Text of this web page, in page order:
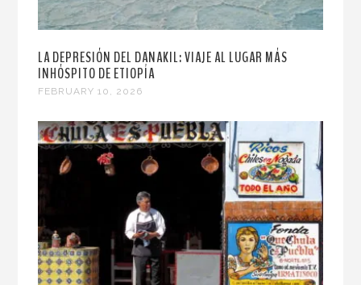
LA DEPRESIÓN DEL DANAKIL: VIAJE AL LUGAR MÁS
INHÓSPITO DE ETIOPÍA
FEBRUARY 10, 2026